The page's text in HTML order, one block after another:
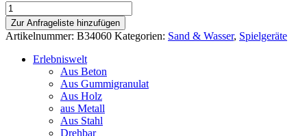
Sandbaustelle
Konstantin
150x150
cm
Sandrutsche
Zur Anfrageliste hinzufügen
Artikelnummer: B34060 Kategorien: Sand & Wasser, Spielgeräte
Erlebniswelt
Aus Beton
Aus Gummigranulat
Aus Holz
aus Metall
Aus Stahl
Drehbar